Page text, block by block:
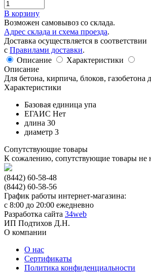
В корзину
Возможен самовывоз со склада.
Адрес склада и схема проезда.
Доставка осуществляется в соответствии
с Правилами доставки.
Описание
Характеристики
Описание
Для бетона, кирпича, блоков,
Характеристики
Базовая единица упа
ЕГАИС Нет
длина 30
диаметр 3
Сопутствующие товары
К сожалению, сопутствующие товары не
(8442) 60-58-48
(8442) 60-58-56
График работы интернет-магазина:
с 8:00 до 20:00 ежедневно
Разработка сайта 34web
ИП Подтихов Д.Н.
О компании
О нас
Сертификаты
Политика конфиденциальности